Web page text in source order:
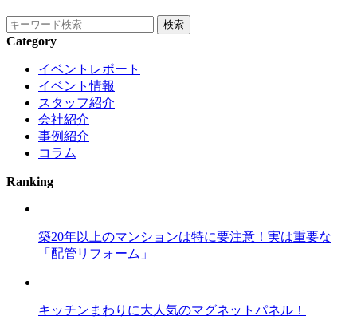
Category
イベントレポート
イベント情報
スタッフ紹介
会社紹介
事例紹介
コラム
Ranking
築20年以上のマンションは特に要注意！実は重要な
「配管リフォーム」
キッチンまわりに大人気のマグネットパネル！